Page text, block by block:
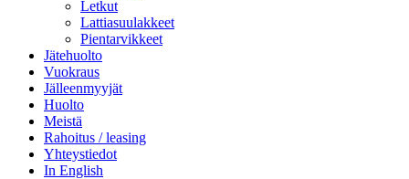
Letkut
Lattiasuulakkeet
Pientarvikkeet
Jätehuolto
Vuokraus
Jälleenmyyjät
Huolto
Meistä
Rahoitus / leasing
Yhteystiedot
In English